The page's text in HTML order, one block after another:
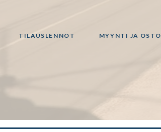
TILAUSLENNOT MYYNTI JA OSTO